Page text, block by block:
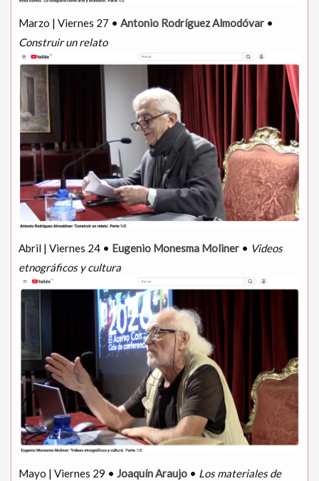
Marzo | Viernes 27 • Antonio Rodríguez Almodóvar •
Construir un relato
Abril | Viernes 24 • Eugenio Monesma Moliner • Videos
etnográficos y cultura
Mayo | Viernes 29 • Joaquín Araujo • Los materiales de